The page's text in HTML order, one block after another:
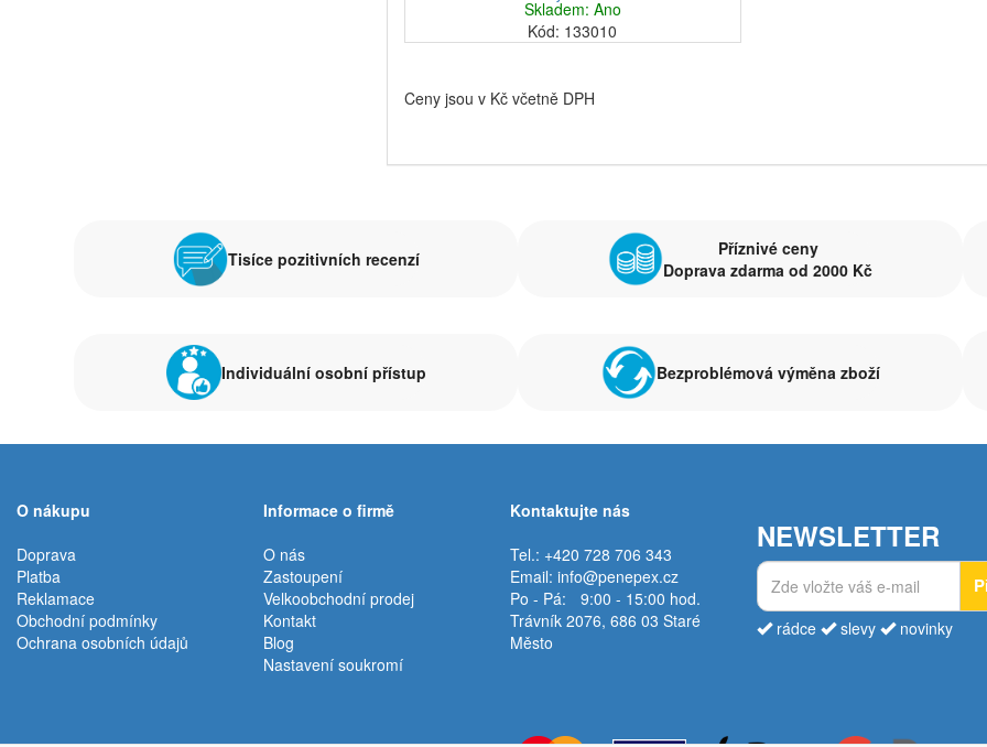
Skladem: Ano
Kód: 133010
Ceny jsou v Kč včetně DPH
Tisíce pozitivních recenzí
Příznivé ceny
Doprava zdarma od 2000 Kč
Individuální osobní přístup Bezproblémová výměna zboží
O nákupu
Doprava
Platba
Reklamace
Obchodní podmínky
Ochrana osobních údajů
Informace o firmě
O nás
Zastoupení
Velkoobchodní prodej
Kontakt
Blog
Nastavení soukromí
Kontaktujte nás
Tel.: +420 728 706 343
Email: info@penepex.cz
Po - Pá:
9:00 - 15:00 hod.
Trávník 2076, 686 03 Staré
Město
NEWSLETTER
rádce slevy novinky